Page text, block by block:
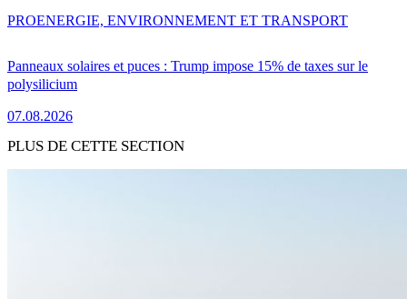
Panneaux solaires et puces : Trump impose 15% de taxes sur le
polysilicium
07.08.2026
PROENERGIE, ENVIRONNEMENT ET TRANSPORT
PLUS DE CETTE SECTION